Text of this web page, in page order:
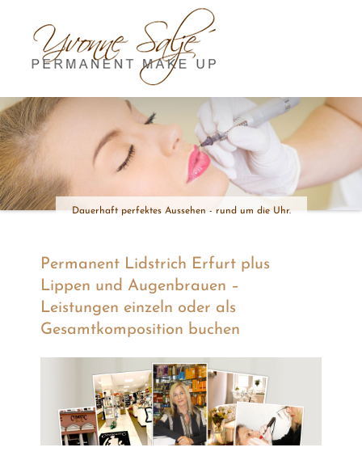
content
Dauerhaft perfektes Aussehen - rund um die Uhr.
Permanent Lidstrich Erfurt plus
Lippen und Augenbrauen –
Leistungen einzeln oder als
Gesamtkomposition buchen